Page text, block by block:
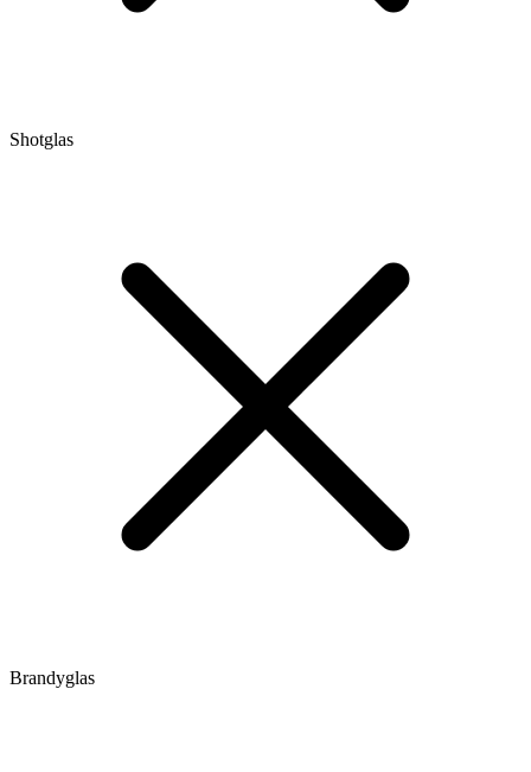
Shotglas
Brandyglas